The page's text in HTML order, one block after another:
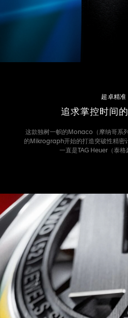
超卓精准
追求掌控时间
这款独树一帜的Monaco（摩纳哥系
的Mikrograph开始的打造突破性精密
一直是TAG Heuer（泰格